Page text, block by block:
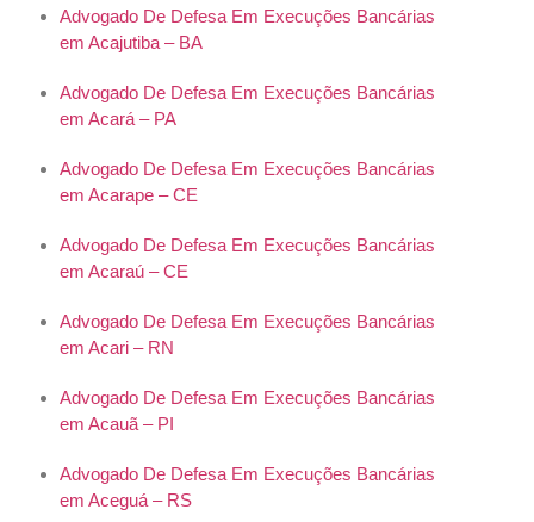
Advogado De Defesa Em Execuções Bancárias
em Acajutiba – BA
Advogado De Defesa Em Execuções Bancárias
em Acará – PA
Advogado De Defesa Em Execuções Bancárias
em Acarape – CE
Advogado De Defesa Em Execuções Bancárias
em Acaraú – CE
Advogado De Defesa Em Execuções Bancárias
em Acari – RN
Advogado De Defesa Em Execuções Bancárias
em Acauã – PI
Advogado De Defesa Em Execuções Bancárias
em Aceguá – RS